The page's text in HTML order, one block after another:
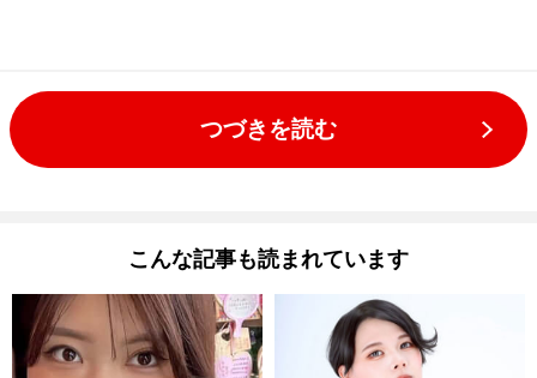
つづきを読む
こんな記事も読まれています